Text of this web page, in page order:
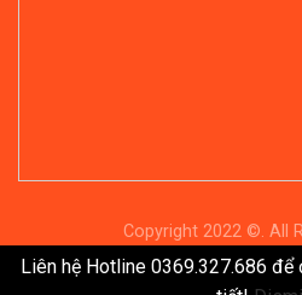
Copyright 2022 ©. All
Liên hệ Hotline 0369.327.686